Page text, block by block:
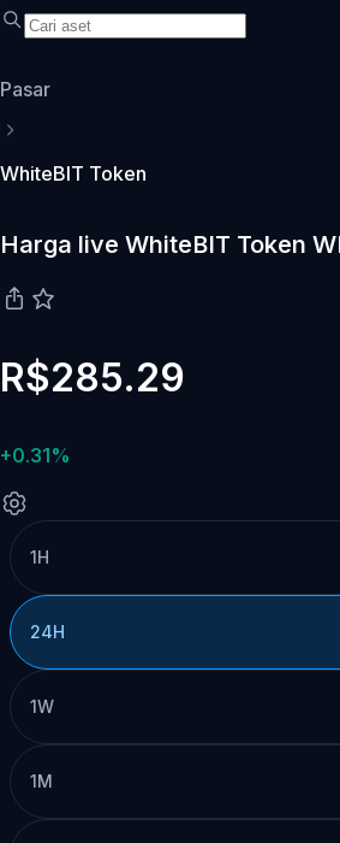
Pasar
WhiteBIT Token
Harga live WhiteBIT Token
R$285.29
+0.31%
1H
24H
1W
1M